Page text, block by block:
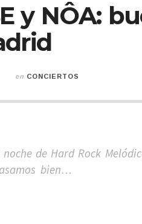
y NÔA:
en CONCIERTOS
de Hard Rock
bien…